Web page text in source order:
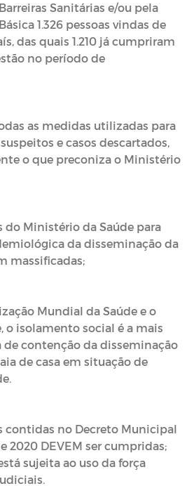
Sanitárias e/ou pela
1.326 pessoas vindas de
das quais 1.210 já cumpriram
no período de
as medidas utilizadas para
e casos descartados,
o que preconiza o Ministério
do Ministério da Saúde para
da disseminação da
massificadas;
Mundial da Saúde e o
o isolamento social é a mais
contenção da disseminação
de casa em situação de
contidas no Decreto Municipal
2020 DEVEM ser cumpridas;
sujeita ao uso da força